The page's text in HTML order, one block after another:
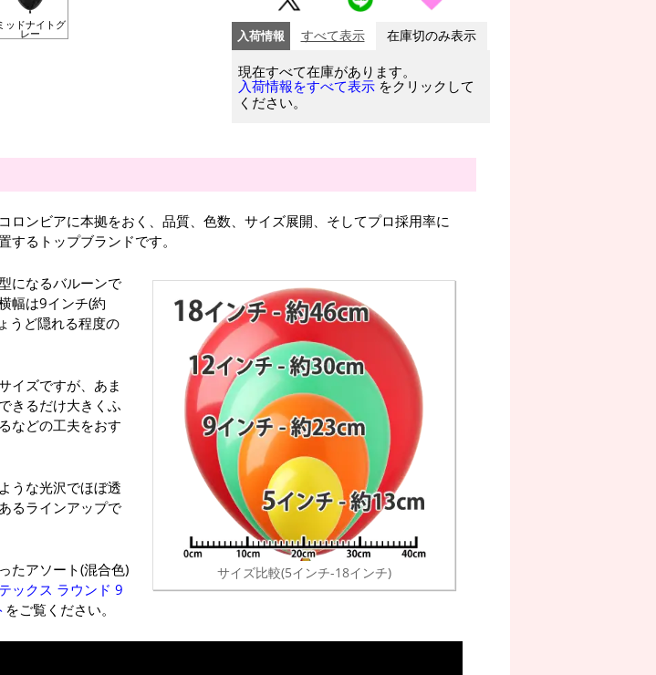
ッドナイトグ
レー 入荷情報 すべて表示 在庫切のみ表示
現在すべて在庫があります。
入荷情報をすべて表示 をクリックして
ください。
ロンビアに本拠をおく、品質、色数、サイズ展開、そしてプロ採用率に
するトップブランドです。
サイズ比較(5インチ-18インチ)
になるバルーンで
幅は9インチ(約
うど隠れる程度の
イズですが、あま
きるだけ大きくふ
などの工夫をおす
うな光沢でほぼ透
るラインアップで
たアソート(混合色)
ックス ラウンド 9
をご覧ください。